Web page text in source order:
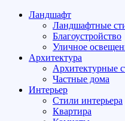
Ландшафт
Ландшафтные
Благоустройство
Уличное
Архитектура
Архитектурные
Частные дома
Интерьер
Стили интерьера
Квартира